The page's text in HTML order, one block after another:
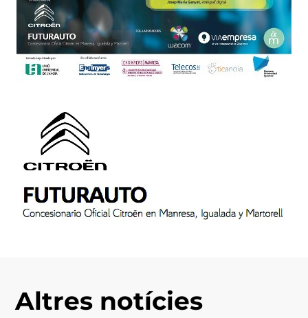
Altres notícies